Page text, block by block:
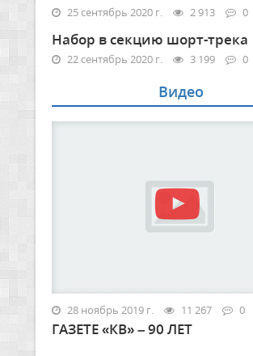
25 сентябрь 2020 г. 2 913 0
Набор в секцию шорт-трека
22 сентябрь 2020 г. 3 199 0
Видео
28 ноябрь 2019 г. 11 267 0
ГАЗЕТЕ «КВ» – 90 ЛЕТ